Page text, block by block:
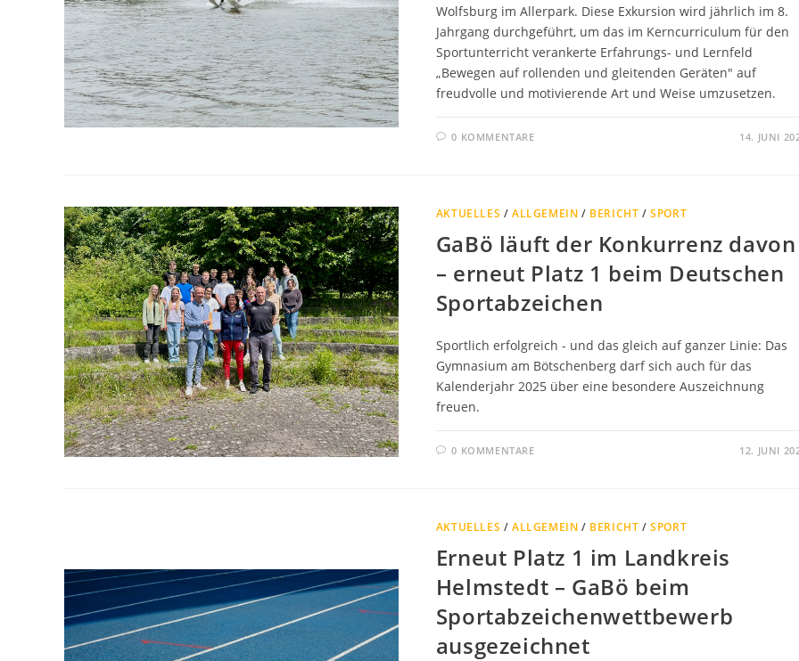
Wolfsburg im Allerpark. Diese Exkursion wird jährlich im 8.
Jahrgang durchgeführt, um das im Kerncurriculum für den
Sportunterricht verankerte Erfahrungs- und Lernfeld
„Bewegen auf rollenden und gleitenden Geräten" auf
freudvolle und motivierende Art und Weise umzusetzen.
0 KOMMENTARE 14. JUNI
AKTUELLES /ALLGEMEIN / BERICHT /SPORT
GaBö läuft der Konkurrenz davon
– erneut Platz 1 beim Deutschen
Sportabzeichen
Sportlich erfolgreich - und das gleich auf ganzer Linie: Das
Gymnasium am Bötschenberg darf sich auch für das
Kalenderjahr 2025 über eine besondere Auszeichnung
freuen.
0 KOMMENTARE 12. JUNI
AKTUELLES /ALLGEMEIN / BERICHT /SPORT
Erneut Platz 1 im Landkreis
Helmstedt – GaBö beim
Sportabzeichenwettbewerb
ausgezeichnet